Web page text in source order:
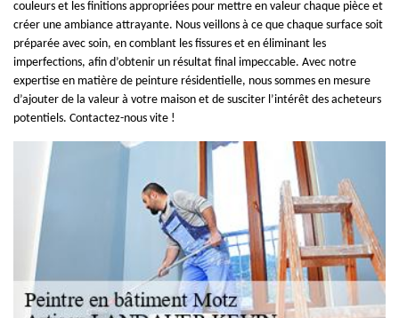
couleurs et les finitions appropriées pour mettre en valeur chaque pièce et
créer une ambiance attrayante. Nous veillons à ce que chaque surface soit
préparée avec soin, en comblant les fissures et en éliminant les
imperfections, afin d’obtenir un résultat final impeccable. Avec notre
expertise en matière de peinture résidentielle, nous sommes en mesure
d’ajouter de la valeur à votre maison et de susciter l’intérêt des acheteurs
potentiels. Contactez-nous vite !